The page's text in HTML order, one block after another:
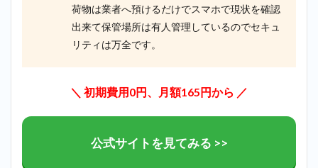
荷物は業者へ預けるだけでスマホで現状を確認
出来て保管場所は有人管理しているのでセキュ
リティは万全です。
＼ 初期費用0円、月額165円から ／
公式サイトを見てみる >>